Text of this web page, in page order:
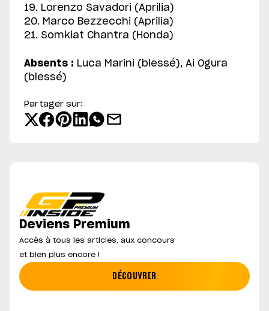
19. Lorenzo Savadori (Aprilia)
20. Marco Bezzecchi (Aprilia)
21. Somkiat Chantra (Honda)
Absents : Luca Marini (blessé), Ai Ogura
(blessé)
Partager sur:
Deviens Premium
Accès à tous les articles, aux concours
et bien plus encore !
DÉCOUVRIR